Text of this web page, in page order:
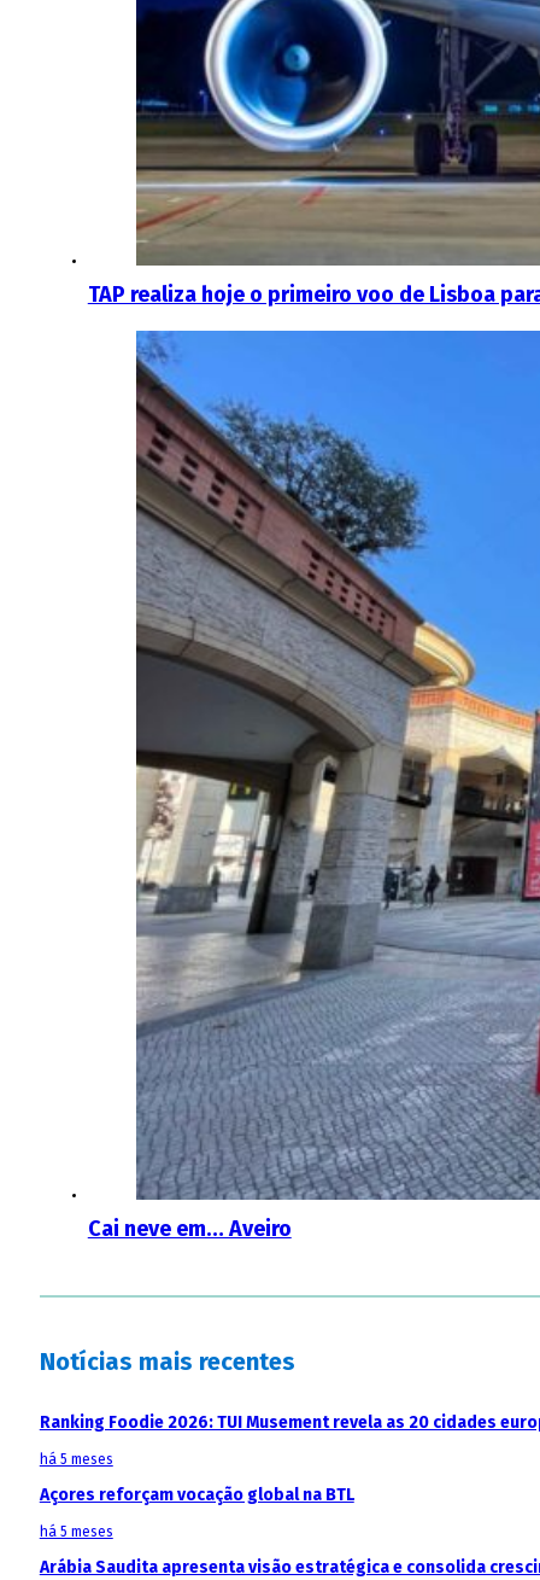
TAP realiza hoje o primeiro voo de Lisboa
Cai neve em… Aveiro
Notícias mais recentes
Ranking Foodie 2026: TUI Musement revela as 20 cidades
há 5 meses
Açores reforçam vocação global na BTL
há 5 meses
Arábia Saudita apresenta visão estratégica e consolida